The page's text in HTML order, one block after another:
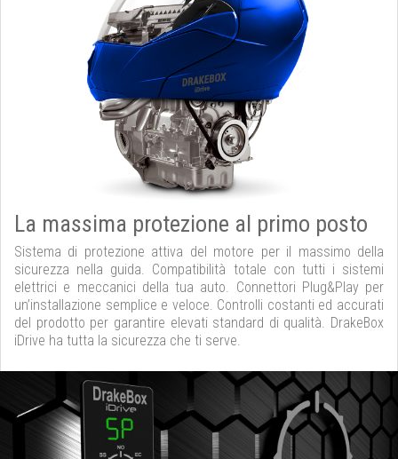
La massima protezione al primo posto
Sistema di protezione attiva del motore per il massimo della
sicurezza nella guida. Compatibilità totale con tutti i sistemi
elettrici e meccanici della tua auto. Connettori Plug&Play per
un’installazione semplice e veloce. Controlli costanti ed accurati
del prodotto per garantire elevati standard di qualità. DrakeBox
iDrive ha tutta la sicurezza che ti serve.